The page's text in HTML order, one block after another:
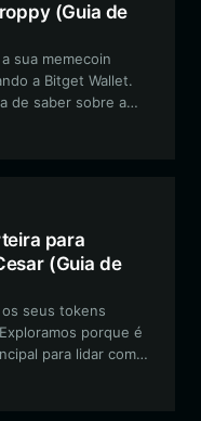
(Guia de
sua memecoin
a Bitget Wallet.
de saber sobre a
e fácil de usar
para
(Guia de
seus tokens
porque é
para lidar com
garantindo